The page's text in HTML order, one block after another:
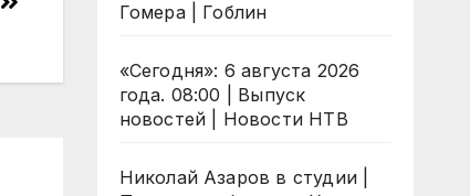
Гомера | Гоблин
«Сегодня»: 6 августа 2026
года. 08:00 | Выпуск
новостей | Новости НТВ
Николай Азаров в студии |